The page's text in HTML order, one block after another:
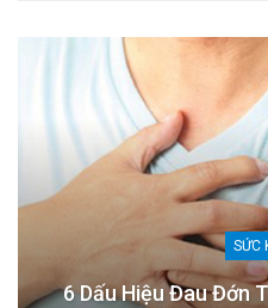
SỨC
6 Dấu Hiệu Đau Đớn